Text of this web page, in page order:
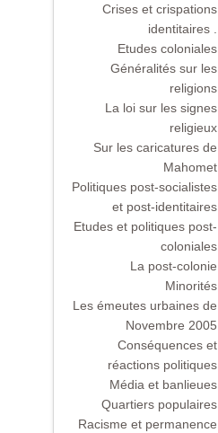
Crises et crispations
identitaires .
Etudes coloniales
Généralités sur les
religions
La loi sur les signes
religieux
Sur les caricatures de
Mahomet
Politiques post-socialistes
et post-identitaires
Etudes et politiques post-
coloniales
La post-colonie
Minorités
Les émeutes urbaines de
Novembre 2005
Conséquences et
réactions politiques
Média et banlieues
Quartiers populaires
Racisme et permanence